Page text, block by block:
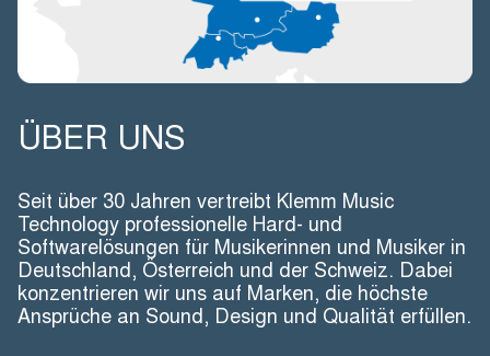
ÜBER UNS
Seit über 30 Jahren vertreibt Klemm Music
Technology professionelle Hard- und
Softwarelösungen für Musikerinnen und Musiker in
Deutschland, Österreich und der Schweiz. Dabei
konzentrieren wir uns auf Marken, die höchste
Ansprüche an Sound, Design und Qualität erfüllen.